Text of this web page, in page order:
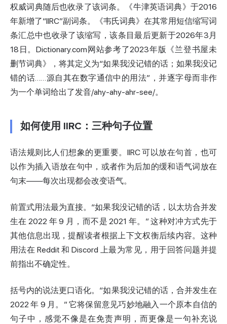
权威词典随后也收录了该词条。《牛津英语词典》于2016
年新增了“IIRC”副词条。《韦氏词典》在其常用短信缩写词
条汇总中也收录了该缩写，该条目最后更新于2026年3月
18日。Dictionary.com网站参考了2023年版《兰登书屋未
删节词典》，将其定义为“如果我没记错的话；如果我没记
错的话……源自其在数字通信中的用法”，并逐字母而非作
为一个单词给出了发音/ahy-ahy-ahr-see/。
如何使用 IIRC：三种句子位置
语法规则比人们想象的更重要。IIRC 可以放在句首，也可
以作为插入语放在句中，或者作为后加的缓和语气词放在
句末——每次出现都会改变语气。
前置式用法最为直接。“如果我没记错的话，以太坊合并发
生在 2022 年 9 月，而不是 2021 年。” 这种对冲方式先于
其他信息出现，提醒读者根据上下文权衡后续内容。这种
用法在 Reddit 和 Discord 上最为常见，用于回答问题并提
前指出不确定性。
括号内的说法更口语化。“如果我没记错的话，合并发生在
2022 年 9 月。” 它将保留意见巧妙地融入一个原本自信的
句子中，感觉不像是在免责声明，而更像是一句补充说